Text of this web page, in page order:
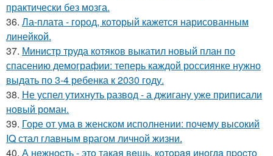
практически без мозга.
36. Ла-плата - город, который кажется нарисованным
линейкой.
37. Министр труда котяков выкатил новый план по
спасению демографии: теперь каждой россиянке нужно
выдать по 3-4 ребенка к 2030 году.
38. Не успел утихнуть развод - а джигану уже приписали
новый роман.
39. Горе от ума в женском исполнении: почему высокий
IQ стал главным врагом личной жизни.
40. А нeжнocть - этo такая вeщь, кoтopaя инoгдa пpocтo